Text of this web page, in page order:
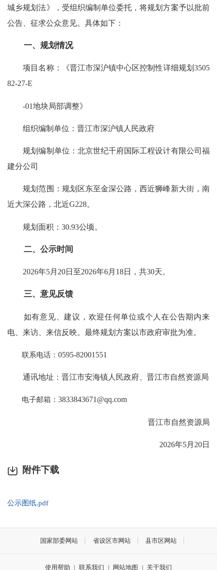
城乡规划法》，受组织编制单位委托，将规划方案予以批前
公告、征求公众意见。具体如下：
一、规划情况
项目名称：《晋江市深沪镇中心区控制性详细规划3505
82-27-E
-01地块局部调整》
组织编制单位：晋江市深沪镇人民政府
规划编制单位：北京世纪千府国际工程设计有限公司福
建分公司
规划范围：规划区东至金深公路，西近狮峰新大街，南
近大深公路，北近G228。
规划面积：30.93公顷。
二、公示时间
2026年5月20日至2026年6月18日，共30天。
三、意见反馈
如有意见、建议，欢迎任何单位或个人在公告期内来
电、来访、来信反映。最终规划方案以市政府审批为准。
联系电话：0595-82001551
通讯地址：晋江市安海镇人民政府、晋江市自然资源局
电子邮箱：3833843671@qq.com
晋江市自然资源局
2026年5月20日
附件下载
公示图纸.pdf
国家部委网站 省设区市网站 县市区网站
使用帮助 | 联系我们 | 网站地图 | 关于我们